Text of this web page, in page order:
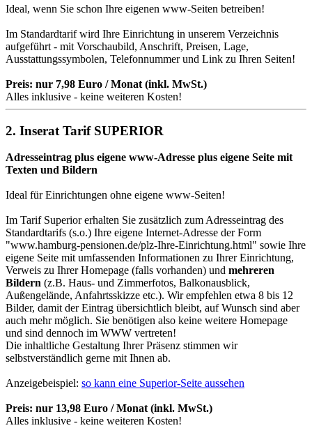
Ideal, wenn Sie schon Ihre eigenen www-Seiten betreiben!
Im Standardtarif wird Ihre Einrichtung in unserem Verzeichnis
aufgeführt - mit Vorschaubild, Anschrift, Preisen, Lage,
Ausstattungssymbolen, Telefonnummer und Link zu Ihren Seiten!
Preis: nur 7,98 Euro / Monat (inkl. MwSt.)
Alles inklusive - keine weiteren Kosten!
2. Inserat Tarif SUPERIOR
Adresseintrag plus eigene www-Adresse plus eigene Seite mit
Texten und Bildern
Ideal für Einrichtungen ohne eigene www-Seiten!
Im Tarif Superior erhalten Sie zusätzlich zum Adresseintrag des
Standardtarifs (s.o.) Ihre eigene Internet-Adresse der Form
"www.hamburg-pensionen.de/plz-Ihre-Einrichtung.html" sowie Ihre
eigene Seite mit umfassenden Informationen zu Ihrer Einrichtung,
Verweis zu Ihrer Homepage (falls vorhanden) und mehreren
Bildern (z.B. Haus- und Zimmerfotos, Balkonausblick,
Außengelände, Anfahrtsskizze etc.). Wir empfehlen etwa 8 bis 12
Bilder, damit der Eintrag übersichtlich bleibt, auf Wunsch sind aber
auch mehr möglich. Sie benötigen also keine weitere Homepage
und sind dennoch im WWW vertreten!
Die inhaltliche Gestaltung Ihrer Präsenz stimmen wir
selbstverständlich gerne mit Ihnen ab.
Anzeigebeispiel: so kann eine Superior-Seite aussehen
Preis: nur 13,98 Euro / Monat (inkl. MwSt.)
Alles inklusive - keine weiteren Kosten!